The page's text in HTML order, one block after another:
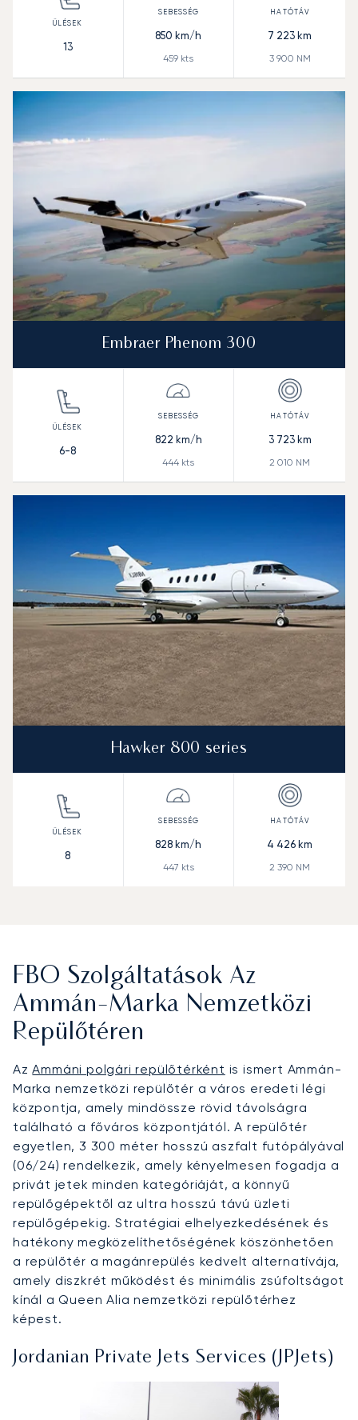
13
850 km/h
459 kts
7 223 km
3 900 NM
Embraer Phenom 300
6-8
822 km/h
444 kts
3 723km
2 010 NM
Hawker 800 series
8
828 km/h
447 kts
4 426 km
2 390 NM
FBO Szolgáltatások Az
Ammán-Marka Nemzetközi
Repülőtéren
AzAmmáni polgári repülőtérként is ismert Ammán-
Marka nemzetközi repülőtér a város eredeti légi
központja, amely mindössze rövid távolságra
található a főváros központjától. A repülőtér
egyetlen, 3 300 méter hosszú aszfalt futópályával
(06/24) rendelkezik, amely kényelmesen fogadja a
privát jetek minden kategóriáját, a könnyű
repülőgépektől az ultra hosszú távú üzleti
repülőgépekig. Stratégiai elhelyezkedésének és
hatékony megközelíthetőségének köszönhetően
a repülőtér a magánrepülés kedvelt alternatívája,
amely diszkrét működést és minimális zsúfoltságot
kínál a Queen Alia nemzetközi repülőtérhez
képest.
Jordanian Private Jets Services (JPJets)